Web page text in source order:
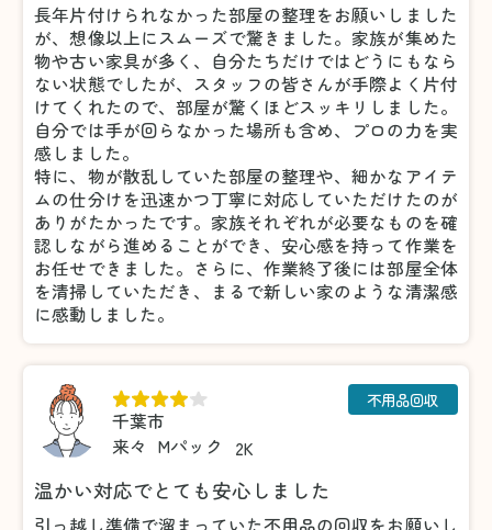
長年片付けられなかった部屋の整理をお願いしました
が、想像以上にスムーズで驚きました。家族が集めた
物や古い家具が多く、自分たちだけではどうにもなら
ない状態でしたが、スタッフの皆さんが手際よく片付
けてくれたので、部屋が驚くほどスッキリしました。
自分では手が回らなかった場所も含め、プロの力を実
感しました。
特に、物が散乱していた部屋の整理や、細かなアイテ
ムの仕分けを迅速かつ丁寧に対応していただけたのが
ありがたかったです。家族それぞれが必要なものを確
認しながら進めることができ、安心感を持って作業を
お任せできました。さらに、作業終了後には部屋全体
を清掃していただき、まるで新しい家のような清潔感
に感動しました。
千葉市
来々 Mパック 2K
不用品回収
温かい対応でとても安心しました